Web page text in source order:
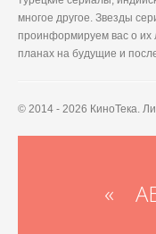
многое другое. Звезды
проинформируем вас о их
планах на будущие и
© 2014 - 2026 КиноТека.
«